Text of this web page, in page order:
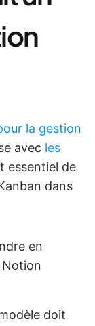
la gestion
avec les
essentiel de
dans
en
doit